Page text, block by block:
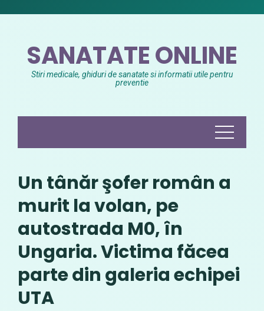
SANATATE ONLINE
Stiri medicale, ghiduri de sanatate si informatii utile pentru
preventie
Un tânăr şofer român a
murit la volan, pe
autostrada M0, în
Ungaria. Victima făcea
parte din galeria echipei
UTA